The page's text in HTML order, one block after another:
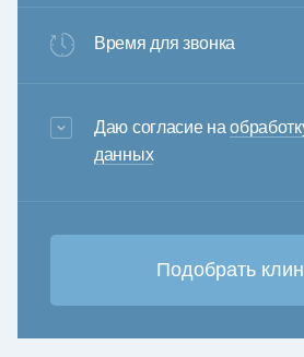
Время для звонка
3+6=
Даю согласие на
данных